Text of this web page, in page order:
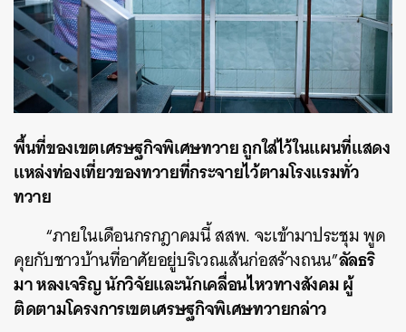
พื้นที่ของเขตเศรษฐกิจพิเศษทวาย ถูกใส่ไว้ในแผนที่แสดง
แหล่งท่องเที่ยวของทวายที่กระจายไว้ตามโรงแรมทั่ว
ทวาย
“ภายในเดือนกรกฎาคมนี้ สสพ. จะเข้ามาประชุม พูด
คุยกับชาวบ้านที่อาศัยอยู่บริเวณเส้นก่อสร้างถนน”ลัลธริ
มา หลงเจริญ นักวิจัยและนักเคลื่อนไหวทางสังคม ผู้
ติดตามโครงการเขตเศรษฐกิจพิเศษทวายกล่าว